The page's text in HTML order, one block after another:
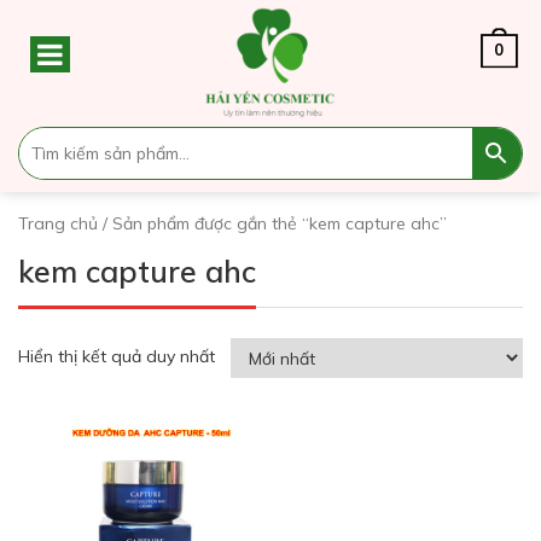
0
Trang chủ / Sản phẩm được gắn thẻ “kem capture ahc”
kem capture ahc
Hiển thị kết quả duy nhất